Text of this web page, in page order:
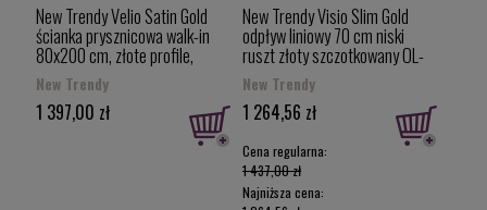
New Trendy Velio Satin Gold
ścianka prysznicowa walk-in
80x200 cm, złote profile,
8mm, D-0189B
New Trendy
1 397,00 zł
New Trendy Visio Slim Gold
odpływ liniowy 70 cm niski
ruszt złoty szczotkowany OL-
0082
New Trendy
1 264,56 zł
Cena regularna:
1 437,00 zł
Najniższa cena: